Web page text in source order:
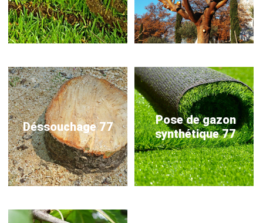
Déssouchage 77
Pose de gazon
synthétique 77